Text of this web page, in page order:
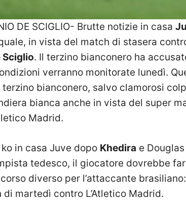
DE SCIGLIO- Brutte notizie in casa
in vista del match di stasera
Sciglio. Il terzino bianconero ha
verranno monitorate lunedì.
terzino bianconero, salvo clamorosi
bianca anche in vista del super
Madrid.
in casa Juve dopo Khedira e
tedesco, il giocatore dovrebbe
diverso per l’attaccante
di martedì contro L’Atletico Madrid.